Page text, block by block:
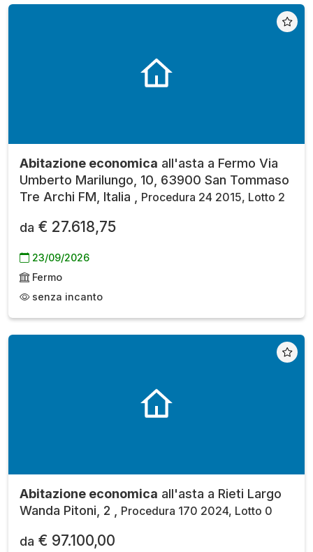
Abitazione economica all'asta a Fermo Via
Umberto Marilungo, 10, 63900 San Tommaso
Tre Archi FM, Italia ,
Procedura 24 2015, Lotto 2
da € 27.618,75
23/09/2026
Fermo
senza incanto
Abitazione economica all'asta a Rieti Largo
Wanda Pitoni, 2 ,
Procedura 170 2024, Lotto 0
da € 97.100,00